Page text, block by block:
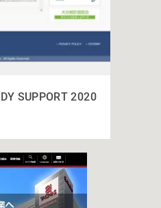
SUPPORT 2020